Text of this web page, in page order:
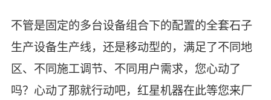
不管是固定的多台设备组合下的配置的全套石子
生产设备生产线，还是移动型的，满足了不同地
区、不同施工调节、不同用户需求，您心动了
吗？心动了那就行动吧，红星机器在此等您来厂